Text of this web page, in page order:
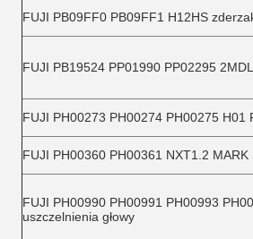
FUJI PB09FF0 PB09FF1 H12HS
FUJI PB19524 PP01990 PP02295
FUJI PH00273 PH00274 PH00275 H01
FUJI PH00360 PH00361 NXT1.2 MARK
FUJI PH00990 PH00991 PH00993
uszczelnienia głowy